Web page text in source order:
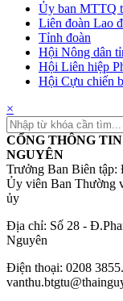
Ủy ban MTTQ
Liên đoàn Lao
Tỉnh đoàn
Hội Nông dân
Hội Liên hiệp
Hội Cựu chiến
×
CỔNG THÔNG
NGUYÊN
Trưởng Ban Biên
Ủy viên Ban Thường
ủy
Địa chỉ: Số 28 -
Nguyên
Điện thoại: 0208